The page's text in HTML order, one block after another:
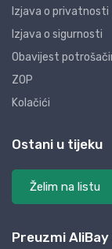
Izjava o privatnosti
Izjava o sigurnosti
Obavijest
ZOP
Kolačići
Ostani u tijeku
Želim na listu
Preuzmi